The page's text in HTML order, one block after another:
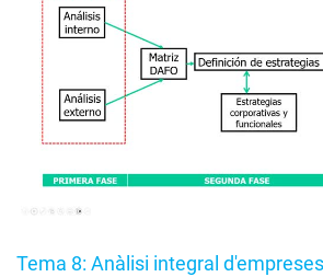
Tema 8: Anàlisi integral d'empreses